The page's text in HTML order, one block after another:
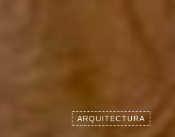
ARQUITECTURA